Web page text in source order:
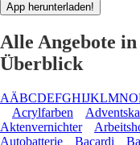
App herunterladen!
Alle Angebote
Überblick
AÄBCDEFGHIJKLMNO
Acrylfarben
Aktenvernichter
Autobatterie
Bacardi